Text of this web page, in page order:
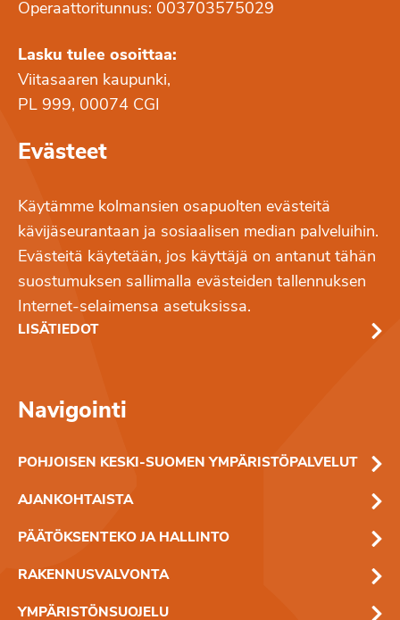
Operaattoritunnus: 003703575029
Lasku tulee osoittaa:
Viitasaaren kaupunki,
PL 999, 00074 CGI
Evästeet
Käytämme kolmansien osapuolten evästeitä
kävijäseurantaan ja sosiaalisen median palveluihin.
Evästeitä käytetään, jos käyttäjä on antanut tähän
suostumuksen sallimalla evästeiden tallennuksen
Internet-selaimensa asetuksissa.
LISÄTIEDOT
Navigointi
POHJOISEN KESKI-SUOMEN YMPÄRISTÖPALVELUT
AJANKOHTAISTA
PÄÄTÖKSENTEKO JA HALLINTO
RAKENNUSVALVONTA
YMPÄRISTÖNSUOJELU